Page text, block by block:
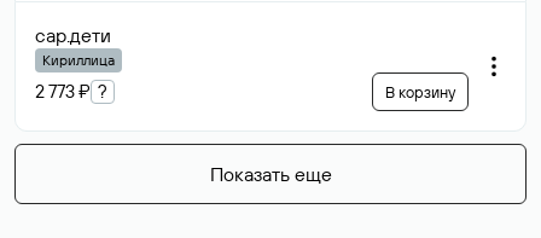
сар.дети
Кириллица
2 773 ₽ ? В корзину
Показать еще